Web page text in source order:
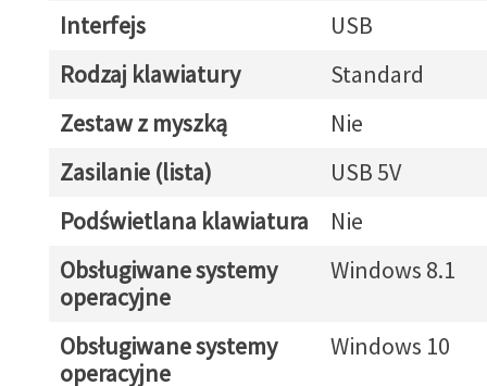
Interfejs
USB
Rodzaj klawiatury
Standard
Zestaw z myszką
Nie
Zasilanie (lista)
USB 5V
Podświetlana klawiatura
Nie
Obsługiwane systemy
operacyjne
Windows 8.1
Obsługiwane systemy
operacyjne
Windows 10